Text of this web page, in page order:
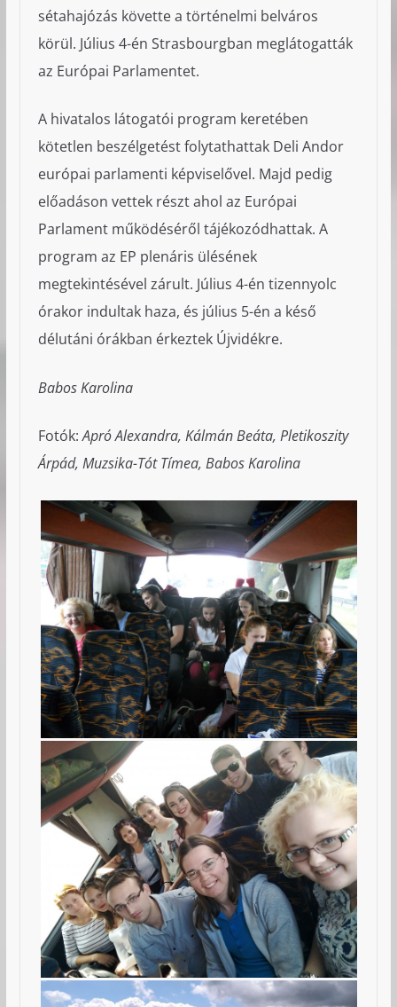
sétahajózás követte a történelmi belváros
körül. Július 4-én Strasbourgban meglátogatták
az Európai Parlamentet.
A hivatalos látogatói program keretében
kötetlen beszélgetést folytathattak Deli Andor
európai parlamenti képviselővel. Majd pedig
előadáson vettek részt ahol az Európai
Parlament működéséről tájékozódhattak. A
program az EP plenáris ülésének
megtekintésével zárult. Július 4-én tizennyolc
órakor indultak haza, és július 5-én a késő
délutáni órákban érkeztek Újvidékre.
Babos Karolina
Fotók:Apró Alexandra, Kálmán Beáta, Pletikoszity
Árpád, Muzsika-Tót Tímea, Babos Karolina